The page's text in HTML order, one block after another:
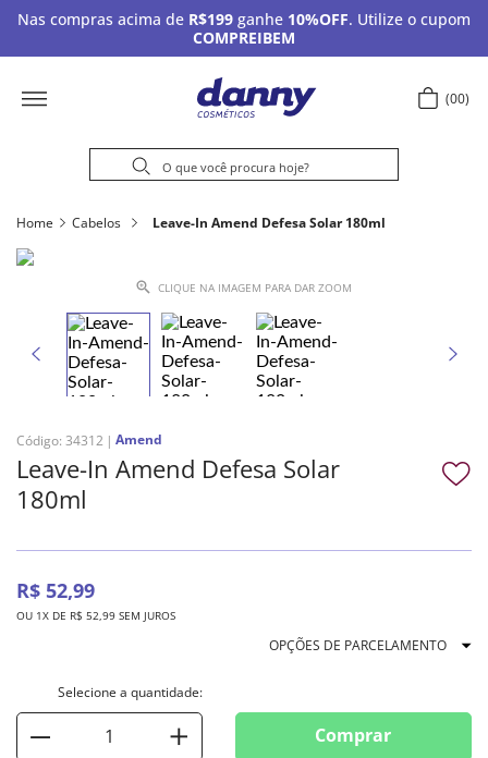
Nas compras acima de R$199 ganhe 10%OFF. Utilize o cupom
COMPREIBEM
00
Home Cabelos Leave-In Amend Defesa Solar 180ml
CLIQUE NA IMAGEM PARA DAR ZOOM
Código: 34312 Amend
Leave-In Amend Defesa Solar
180ml
R$ 52,99
OU 1X DE R$ 52 99 SEM JUROS
OPÇÕES DE PARCELAMENTO
Comprar